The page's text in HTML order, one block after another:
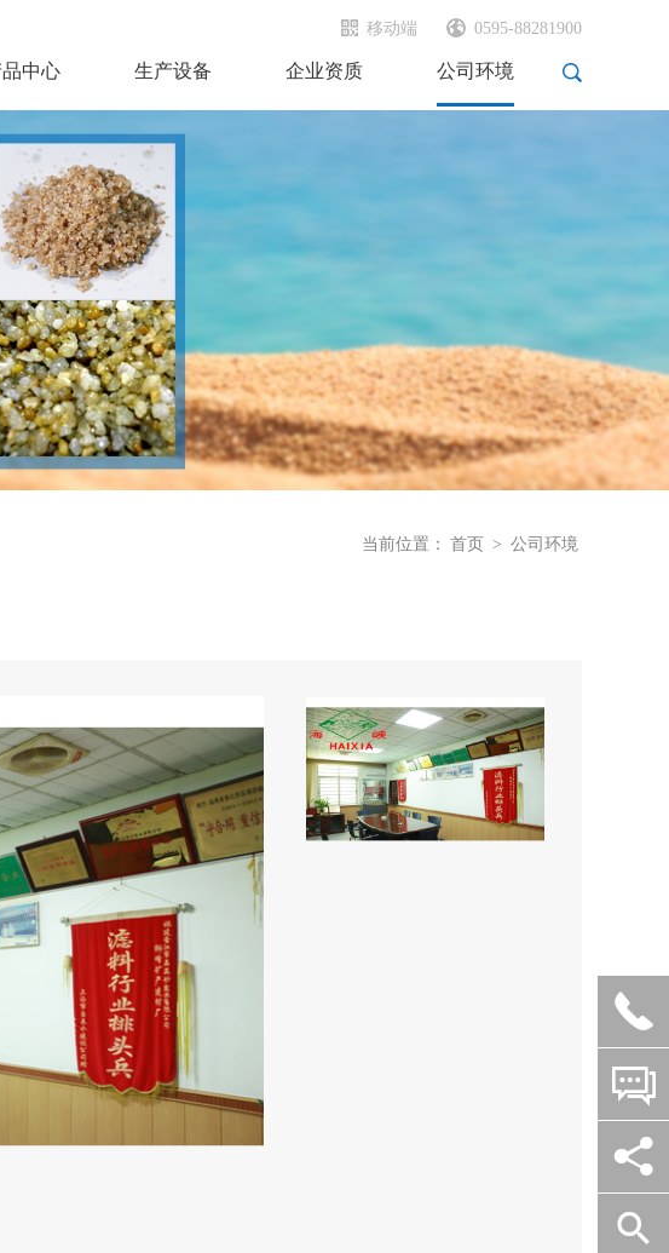




移动端 0595-88281900
中心 生产设备 企业资质 公司环境
当前位置： 首页 > 公司环境